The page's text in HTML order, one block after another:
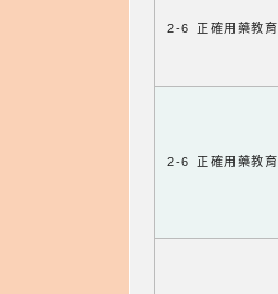
2-6 正確用藥教育
2-6 正確用藥教育